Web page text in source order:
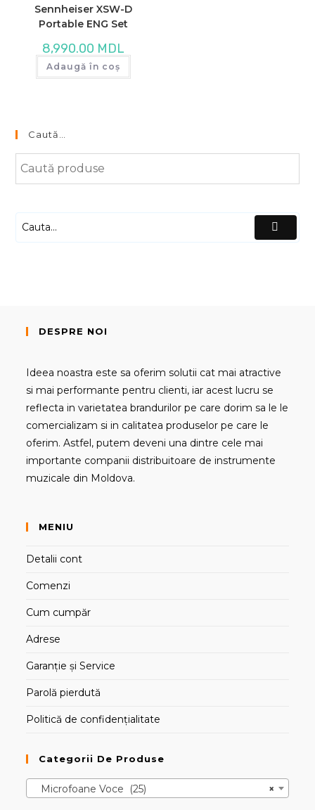
Sennheiser XSW-D
Portable ENG Set
8,990.00 MDL
Adaugă în coș
Caută…
DESPRE NOI
Ideea noastra este sa oferim solutii cat mai atractive
si mai performante pentru clienti, iar acest lucru se
reflecta in varietatea brandurilor pe care dorim sa le le
comercializam si in calitatea produselor pe care le
oferim. Astfel, putem deveni una dintre cele mai
importante companii distribuitoare de instrumente
muzicale din Moldova.
MENIU
Detalii cont
Comenzi
Cum cumpăr
Adrese
Garanție și Service
Parolă pierdută
Politică de confidențialitate
Categorii De Produse
×
Microfoane Voce (25)